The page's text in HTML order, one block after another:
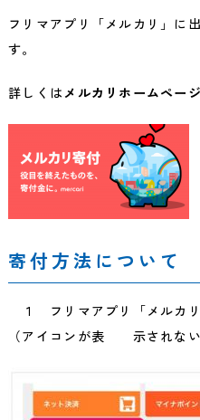
フリマアプリ「メルカリ」に
す。
詳しくはメルカリホームページ
寄付方法について
１ フリマアプリ「メルカリ
（アイコンが表 示されない